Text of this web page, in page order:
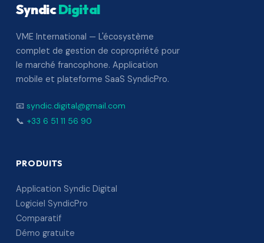
SyndicDigital
VME International — L'écosystème
complet de gestion de copropriété pour
le marché francophone. Application
mobile et plateforme SaaS SyndicPro.
📧 syndic.digital@gmail.com
📞 +33 6 51 11 56 90
PRODUITS
Application Syndic Digital
Logiciel SyndicPro
Comparatif
Démo gratuite